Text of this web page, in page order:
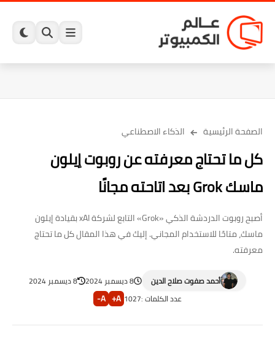
الصفحة الرئيسية الذكاء الاصطناعي
كل ما تحتاج معرفته عن روبوت إيلون
ماسك Grok بعد اتاحته مجانًا
أصبح روبوت الدردشة الذكي «Grok» التابع لشركة xAI بقيادة إيلون
ماسك، متاحًا للاستخدام المجاني. إليك في هذا المقال كل ما تحتاج
معرفته.
أحمد صفوت صلاح الدين 8 ديسمبر 2024
8 ديسمبر 2024
عدد الكلمات :1027
A+
A-